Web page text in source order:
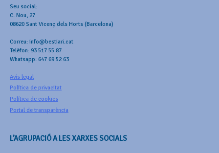
Seu social:
C. Nou, 27
08620 Sant Vicenç dels Horts (Barcelona)
Correu: info@bestiari.cat
Telèfon: 93 517 55 87
Whatsapp: 647 69 52 63
Avís legal
Política de privacitat
Política de cookies
Portal de transparència
L’AGRUPACIÓ A LES XARXES SOCIALS